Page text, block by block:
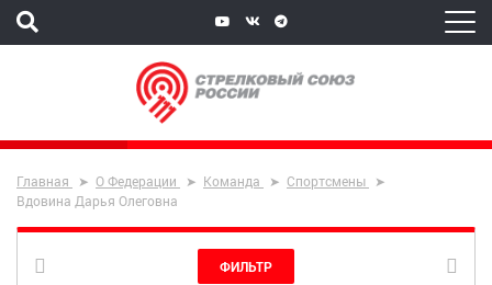
Главная О Федерации Команда
Спортсмены
Вдовина Дарья Олеговна
ФИЛЬТР